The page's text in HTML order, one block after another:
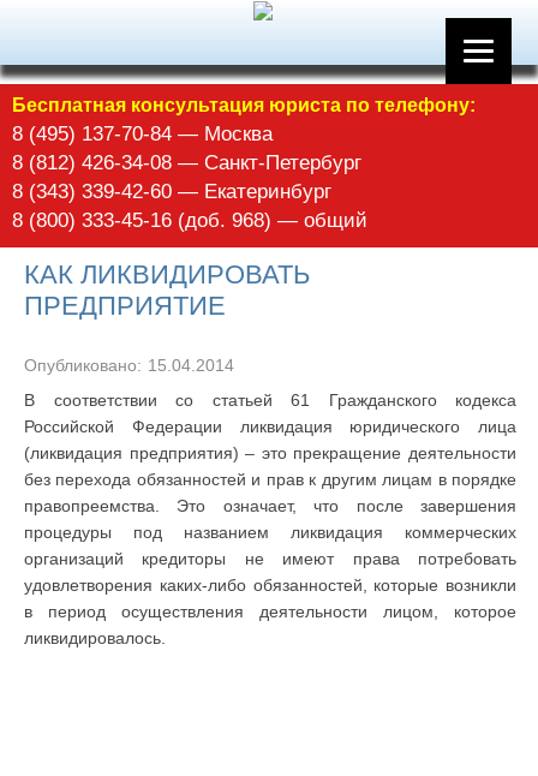
Бесплатная консультация юриста по телефону:
8 (495) 137-70-84 — Москва
8 (812) 426-34-08 — Санкт-Петербург
8 (343) 339-42-60 — Екатеринбург
8 (800) 333-45-16 (доб. 968) — общий
КАК ЛИКВИДИРОВАТЬ
ПРЕДПРИЯТИЕ
Опубликовано: 15.04.2014
В соответствии со статьей 61 Гражданского кодекса
Российской Федерации ликвидация юридического лица
(ликвидация предприятия) – это прекращение деятельности
без перехода обязанностей и прав к другим лицам в порядке
правопреемства. Это означает, что после завершения
процедуры под названием ликвидация коммерческих
организаций кредиторы не имеют права потребовать
удовлетворения каких-либо обязанностей, которые возникли
в период осуществления деятельности лицом, которое
ликвидировалось.